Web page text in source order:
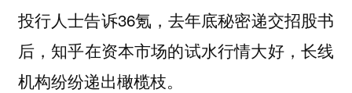
投行人士告诉36氪，去年底秘密递交招股书
后，知乎在资本市场的试水行情大好，长线
机构纷纷递出橄榄枝。